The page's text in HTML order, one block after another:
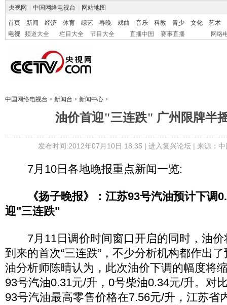
央视网 中国网络电视台 网站地图
首页 新闻 经济 体育 综艺 春晚 戏曲 音乐 科教 青少 文化
艺术
电视
频道大全 栏目大全 节目大全 直播中国 赛事直播 网络
中国网络电视台 > 新闻台 > 新闻中心 >
油价首迎"三连跌" 广州限牌半
发布时间:2012年07月10日 18:35 | 进入复兴论坛| 来源：
7月10日各地晚报重点新闻一览:
《扬子晚报》：江苏93号汽油预计下调
迎"三连跌"
7月11日调价时间窗口开启的同时，油价
到来的首次“三连跌”，不少分析机构都作出
油分析师陈晴认为，此次油价下调的幅度将
93号汽油0.31元/升，0号柴油0.34元/升。对
93号汽油最高零售价格在7.56元/升，江苏省